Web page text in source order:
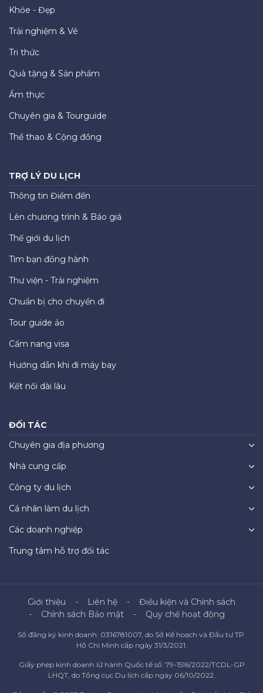
Khỏe - Đẹp
Trải nghiệm & Vé
Tri thức
Quà tặng & Sản phẩm
Ẩm thực
Chuyên gia & Tourguide
Thể thao & Cộng đồng
TRỢ LÝ DU LỊCH
Thông tin Điểm đến
Lên chương trình & Báo giá
Thế giới du lịch
Tìm bạn đồng hành
Thư viện - Trải nghiệm
Chuẩn bị cho chuyến đi
Tour guide ảo
Cẩm nang visa
Hướng dẫn khi đi máy bay
Kết nối dài lâu
ĐỐI TÁC
Chuyên gia địa phương
Nhà cung cấp
Công ty du lịch
Cá nhân làm du lịch
Các doanh nghiệp
Trung tâm hỗ trợ đối tác
Giới thiệu Liên hệ
Điều kiện và Chính sách
Chính sách Bảo mật
Quy chế hoạt động
Số đăng ký kinh doanh: 0316781007, do Sở Kế hoạch và Đầu tư TP.
Hồ Chí Minh cấp ngày 31/3/2021.
Giấy phép kinh doanh lữ hành Quốc tế số: 79-1516/2022/TCDL-GP
LHQT, do Tổng cục Du lịch cấp ngày 06/10/2022.